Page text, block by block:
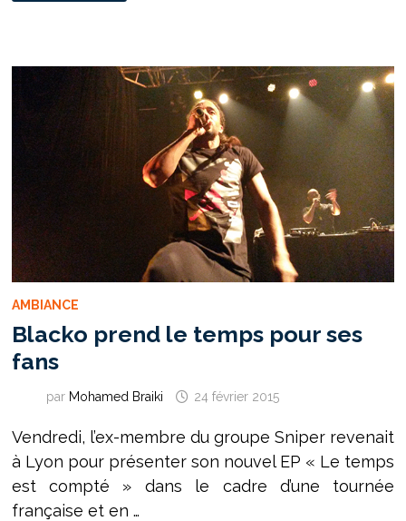
FAUT
UN
SUIVEUR ! »
AMBIANCE
Blacko prend le temps pour ses
fans
par Mohamed Braiki 24 février 2015
Vendredi, l’ex-membre du groupe Sniper revenait
à Lyon pour présenter son nouvel EP « Le temps
est compté » dans le cadre d’une tournée
française et en …